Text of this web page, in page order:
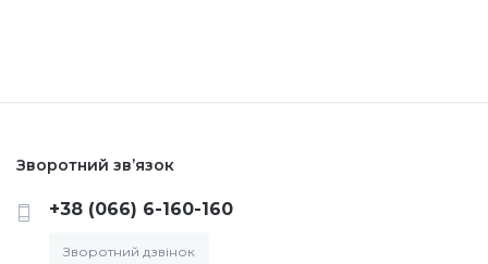
Зворотний зв’язок
+38 (066) 6-160-160
Зворотний дзвінок